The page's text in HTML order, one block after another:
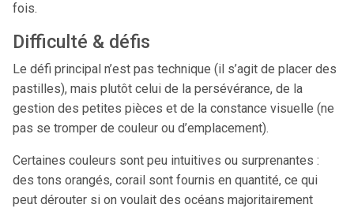
fois.
Difficulté & défis
Le défi principal n’est pas technique (il s’agit de placer des
pastilles), mais plutôt celui de la persévérance, de la
gestion des petites pièces et de la constance visuelle (ne
pas se tromper de couleur ou d’emplacement).
Certaines couleurs sont peu intuitives ou surprenantes :
des tons orangés, corail sont fournis en quantité, ce qui
peut dérouter si on voulait des océans majoritairement